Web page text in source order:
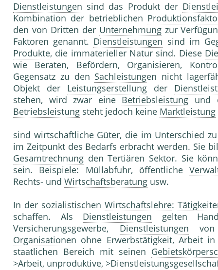
Dienstleistungen sind das Produkt der
Kombination der betrieblichen
den von Dritten der Unternehmungzur
Faktoren genannt. Dienstleistungen sind im
Produkte, die immaterieller Natur sind. Diese
wie Beraten, Befördern, Organisieren,
Gegensatz zu den Sachleistungen nicht
Objekt der Leistungserstellung der
stehen, wird zwar eine Betriebsleistung und
Betriebsleistung steht jedoch keine Marktleistung
sind wirtschaftliche Güter, die im Unterschied
im Zeitpunkt des Bedarfs erbracht werden. Sie
Gesamtrechnung den Tertiären Sektor. Sie
sein. Beispiele: Müllabfuhr, öffentliche
Rechts- und Wirtschaftsberatung usw.
In der sozialistischenWirtschaftslehre:Tätigkeit
schaffen. Als Dienstleistungen gelten
Versicherungsgewerbe, Dienstleistungen
Organisationen ohne Erwerbstätigkeit, Arbeit
staatlichen Bereich mit seinen
>Arbeit, unproduktive,